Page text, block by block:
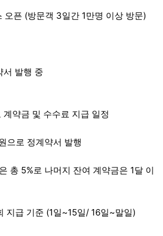
픈 (방문객 3일간 1만명 이상 방문)
발행 중
약금 및 수수료 지급 일정
으로 정계약서 발행
총 5%로 나머지 잔여 계약금은 1달 이
지급 기준 (1일~15일/ 16일~말일)